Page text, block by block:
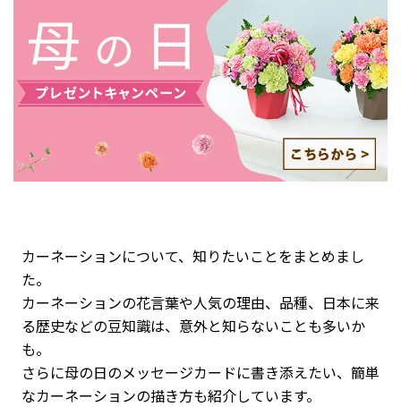
カーネーションについて、知りたいことをまとめまし
た。
カーネーションの花言葉や人気の理由、品種、日本に来
る歴史などの豆知識は、意外と知らないことも多いか
も。
さらに母の日のメッセージカードに書き添えたい、簡単
なカーネーションの描き方も紹介しています。